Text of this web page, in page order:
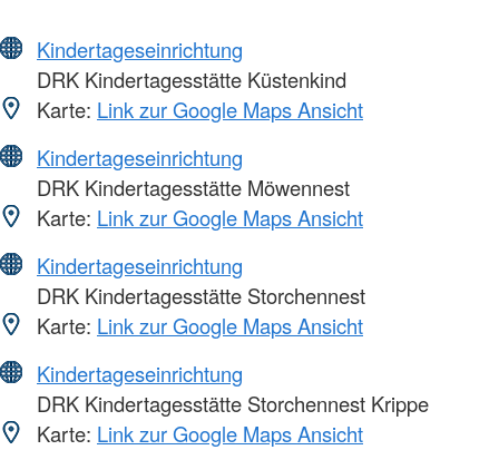
Kindertageseinrichtung
DRK Kindertagesstätte Küstenkind
Karte: Link zur Google Maps Ansicht
Kindertageseinrichtung
DRK Kindertagesstätte Möwennest
Karte: Link zur Google Maps Ansicht
Kindertageseinrichtung
DRK Kindertagesstätte Storchennest
Karte: Link zur Google Maps Ansicht
Kindertageseinrichtung
DRK Kindertagesstätte Storchennest Krippe
Karte: Link zur Google Maps Ansicht